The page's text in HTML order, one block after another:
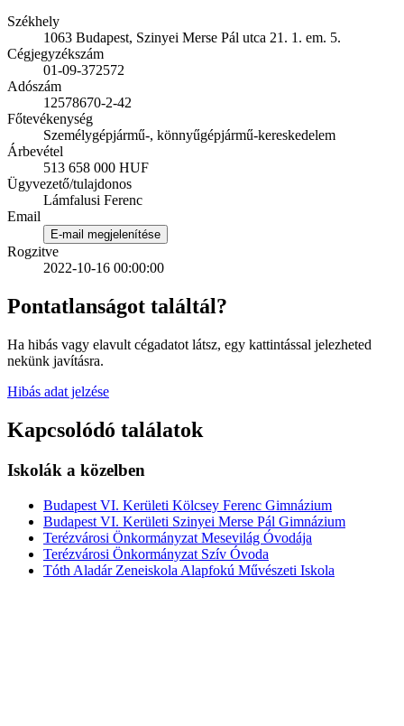
Székhely
1063 Budapest, Szinyei Merse Pál utca 21. 1. em. 5.
Cégjegyzékszám
01-09-372572
Adószám
12578670-2-42
Főtevékenység
Személygépjármű-, könnyűgépjármű-kereskedelem
Árbevétel
513 658 000 HUF
Ügyvezető/tulajdonos
Lámfalusi Ferenc
Email
E-mail megjelenítése
Rogzitve
2022-10-16 00:00:00
Pontatlanságot találtál?
Ha hibás vagy elavult cégadatot látsz, egy kattintással jelezheted
nekünk javításra.
Hibás adat jelzése
Kapcsolódó találatok
Iskolák a közelben
Budapest VI. Kerületi Kölcsey Ferenc Gimnázium
Budapest VI. Kerületi Szinyei Merse Pál Gimnázium
Terézvárosi Önkormányzat Mesevilág Óvodája
Terézvárosi Önkormányzat Szív Óvoda
Tóth Aladár Zeneiskola Alapfokú Művészeti Iskola